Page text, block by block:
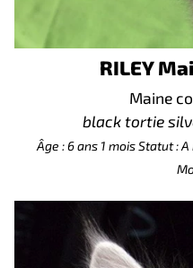
RILEY
Maine
black tortie
Âge : 6 ans 1 mois Statut :